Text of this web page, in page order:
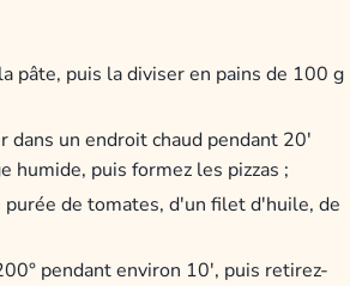
pâte, puis la diviser en pains de 100 g
dans un endroit chaud pendant 20′
humide, puis formez les pizzas ;
purée de tomates, d'un filet d'huile, de
pendant environ 10′, puis retirez-